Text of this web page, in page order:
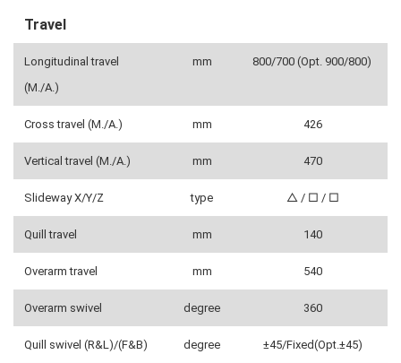
Travel
Longitudinal travel
(M./A.)
mm 800/700 (Opt. 900/800)
Cross travel (M./A.) mm 426
Vertical travel (M./A.) mm 470
Slideway X/Y/Z type △ / □ / □
Quill travel mm 140
Overarm travel mm 540
Overarm swivel degree 360
Quill swivel (R&L)/(F&B) degree ±45/Fixed(Opt.±45)